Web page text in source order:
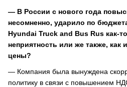
— В России с нового года
несомненно, ударило по
Hyundai Truck and Bus Rus как-
неприятность или же также, как
цены?
— Компания была вынуждена
политику в связи с повышением